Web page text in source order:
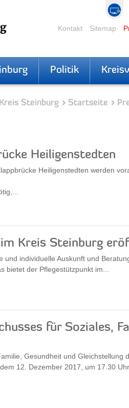
Kontakt Sitemap
Politik
Kreis Steinburg Startseite
Heiligenstedten
Heiligenstedten werden
Kreis Steinburg
und individuelle Auskunft und
bietet der Pflegestützpunkt im...
für Soziales,
Gesundheit und Gleichstellung
12. Dezember 2017, um 17.30